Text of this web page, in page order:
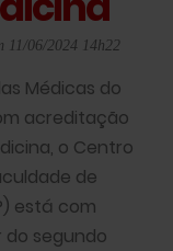
11/06/2024 14h22
Médicas do
acreditação
o Centro
de
está com
segundo